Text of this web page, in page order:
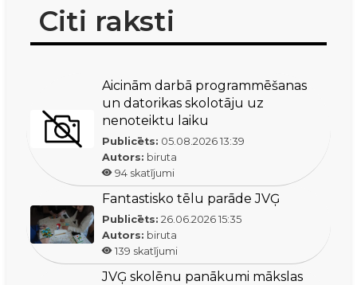
Citi raksti
Aicinām darbā programmēšanas
un datorikas skolotāju uz
nenoteiktu laiku
Publicēts: 05.08.2026 13:39
Autors: biruta
94 skatījumi
Fantastisko tēlu parāde JVĢ
Publicēts: 26.06.2026 15:35
Autors: biruta
139 skatījumi
JVĢ skolēnu panākumi mākslas